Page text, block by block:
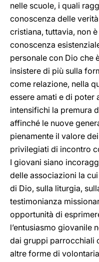
nelle scuole, i quali
conoscenza delle
cristiana, tuttavia, non
conoscenza
personale con Dio che
insistere di più sulla
come relazione, nella
essere amati e di poter
intensifichi la premura
affinché le nuove
pienamente il valore
privilegiati di incontro
I giovani siano
delle associazioni la
di Dio, sulla liturgia,
testimonianza
opportunità di
l’entusiasmo giovanile
dai gruppi parrocchiali
altre forme di